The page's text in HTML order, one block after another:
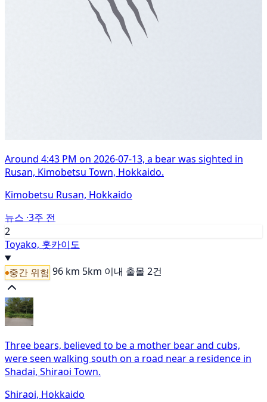
Around 4:43 PM on 2026-07-13, a bear was sighted in
Rusan, Kimobetsu Town, Hokkaido.
Kimobetsu Rusan, Hokkaido
뉴스 ·3주 전
2
Toyako, 홋카이도
중간 위험 96 km 5km 이내 출몰 2건
Three bears, believed to be a mother bear and cubs,
were seen walking south on a road near a residence in
Shadai, Shiraoi Town.
Shiraoi, Hokkaido